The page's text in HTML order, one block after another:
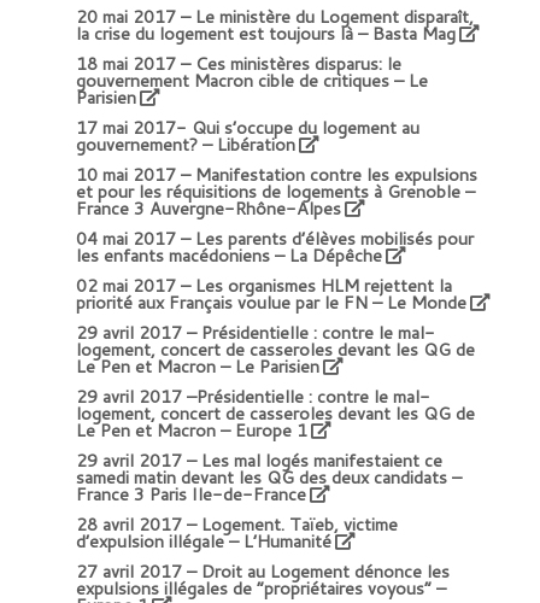
20 mai 2017 –Le ministère du Logement disparaît,
la crise du logement est toujours là – Basta Mag
18 mai 2017 – Ces ministères disparus: le
gouvernement Macron cible de critiques – Le
Parisien
17 mai 2017- Qui s’occupe du logement au
gouvernement? – Libération
10 mai 2017 –Manifestation contre les expulsions
et pour les réquisitions de logements à Grenoble –
France 3 Auvergne-Rhône-Alpes
04 mai 2017 –Les parents d’élèves mobilisés pour
les enfants macédoniens – La Dépêche
02 mai 2017 –Les organismes HLM rejettent la
priorité aux Français voulue par le FN – Le Monde
29 avril 2017 –Présidentielle : contre le mal-
logement, concert de casseroles devant les QG de
Le Pen et Macron – Le Parisien
29 avril 2017 –Présidentielle : contre le mal-
logement, concert de casseroles devant les QG de
Le Pen et Macron – Europe 1
29 avril 2017 –Les mal logés manifestaient ce
samedi matin devant les QG des deux candidats –
France 3 Paris Ile-de-France
28 avril 2017 –Logement. Taïeb, victime
d’expulsion illégale – L’Humanité
27 avril 2017 –Droit au Logement dénonce les
expulsions illégales de “propriétaires voyous” –